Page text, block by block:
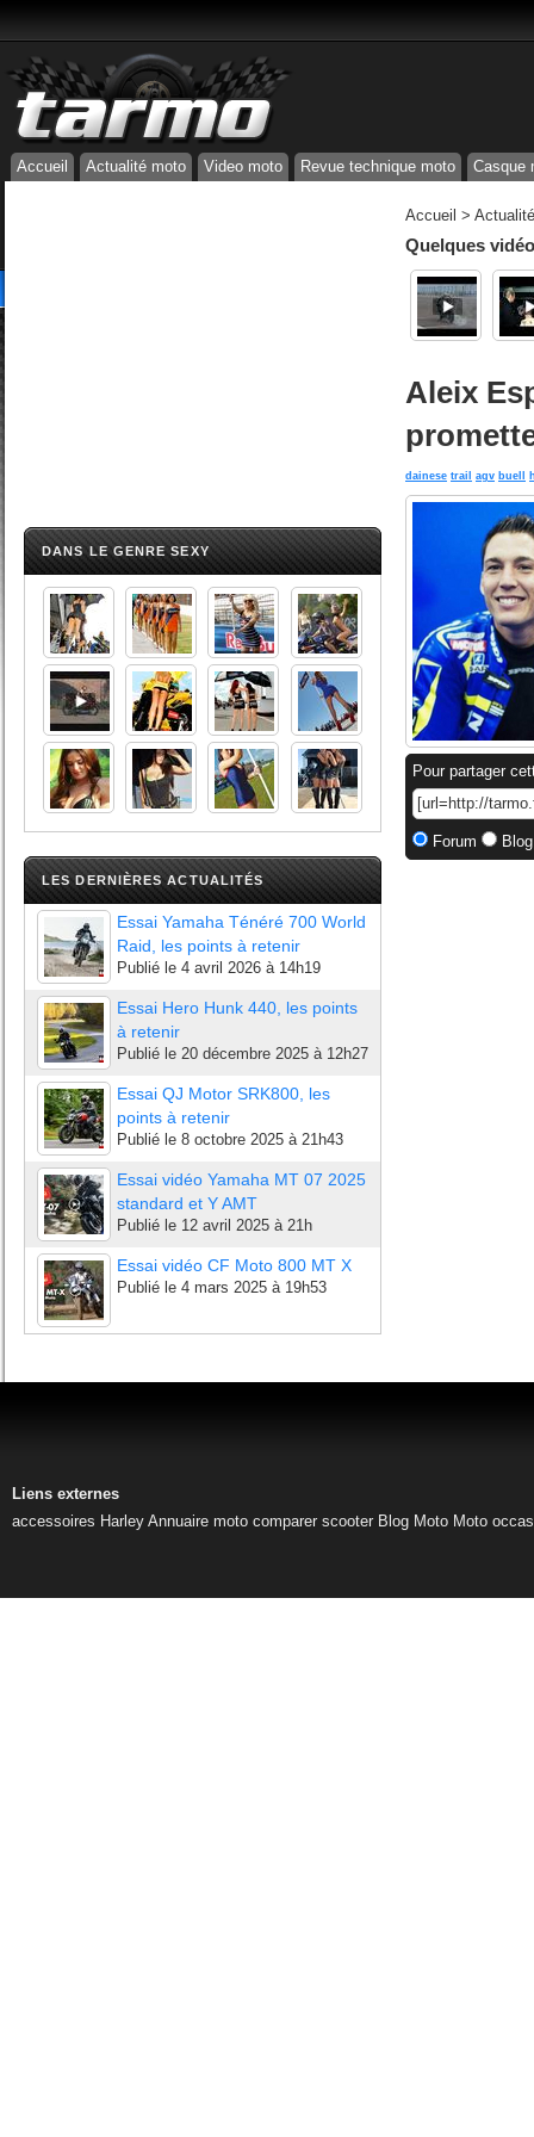
Accueil Actualité moto Video moto Revue technique moto Casque
DANS LE GENRE SEXY
LES DERNIÈRES ACTUALITÉS
Essai Yamaha Ténéré 700 World
Raid, les points à retenir
Publié le 4 avril 2026 à 14h19
Essai Hero Hunk 440, les points
à retenir
Publié le 20 décembre 2025 à 12h27
Essai QJ Motor SRK800, les
points à retenir
Publié le 8 octobre 2025 à 21h43
Essai vidéo Yamaha MT 07 2025
standard et Y AMT
Publié le 12 avril 2025 à 21h
Essai vidéo CF Moto 800 MT X
Publié le 4 mars 2025 à 19h53
Accueil >
Quelques
Aleix
dainese trail agv buell
Pour partager
Forum
Liens externes
accessoires Harley Annuaire moto comparer scooter Blog Moto Moto